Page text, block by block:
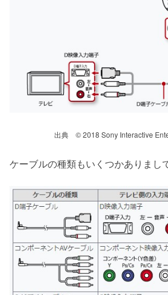
出典 © 2018 Sony Interactive
ケーブルの種類もいくつかありまし